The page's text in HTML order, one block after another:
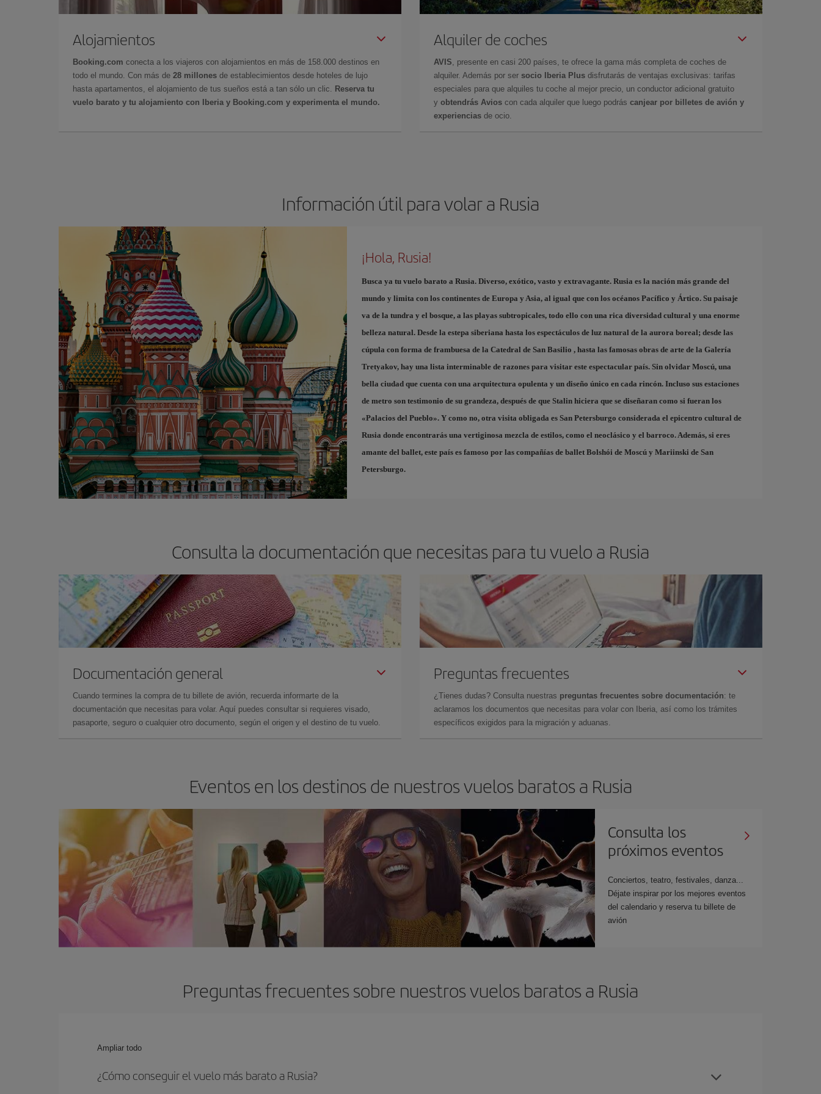
Alojamientos
Booking.com conecta a los viajeros con alojamientos en más de 158.000 destinos en
todo el mundo. Con más de 28 millones de establecimientos desde hoteles de lujo
hasta apartamentos, el alojamiento de tus sueños está a tan sólo un clic.
Reserva tu
vuelo barato y tu alojamiento con Iberia y Booking.com y experimenta el mundo.
Alquiler de coches
AVIS , presente en casi 200 países, te ofrece la gama más completa de coches de
alquiler. Además por ser socio Iberia Plus disfrutarás de ventajas exclusivas: tarifas
especiales para que alquiles tu coche al mejor precio, un conductor adicional gratuito
y obtendrás Avios con cada alquiler que luego podrás canjear por billetes de avión y
experiencias de ocio.
Información útil para volar a Rusia
¡Hola, Rusia!
Busca ya tu vuelo barato a Rusia. Diverso, exótico, vasto y extravagante. Rusia es la nación más grande del
mundo y limita con los continentes de Europa y Asia, al igual que con los océanos Pacífico y Ártico. Su paisaje
va de la tundra y el bosque, a las playas subtropicales, todo ello con una rica diversidad cultural y una enorme
belleza natural. Desde la estepa siberiana hasta los espectáculos de luz natural de la aurora boreal; desde las
cúpula con forma de frambuesa de la Catedral de San Basilio , hasta las famosas obras de arte de la Galería
Tretyakov, hay una lista interminable de razones para visitar este espectacular país. Sin olvidar Moscú, una
bella ciudad que cuenta con una arquitectura opulenta y un diseño único en cada rincón. Incluso sus estaciones
de metro son testimonio de su grandeza, después de que Stalin hiciera que se diseñaran como si fueran los
«Palacios del Pueblo». Y como no, otra visita obligada es San Petersburgo considerada el epicentro cultural de
Rusia donde encontrarás una vertiginosa mezcla de estilos, como el neoclásico y el barroco. Además, si eres
amante del ballet, este país es famoso por las compañías de ballet Bolshói de Moscú y Mariinski de San
Petersburgo.
Consulta la documentación que necesitas para tu vuelo a Rusia
Documentación general
Cuando termines la compra de tu billete de avión, recuerda informarte de la
documentación que necesitas para volar. Aquí puedes consultar si requieres visado,
pasaporte, seguro o cualquier otro documento, según el origen y el destino de tu vuelo.
Preguntas frecuentes
¿Tienes dudas? Consulta nuestras preguntas frecuentes sobre documentación: te
aclaramos los documentos que necesitas para volar con Iberia, así como los trámites
específicos exigidos para la migración y aduanas.
Eventos en los destinos de nuestros vuelos baratos a Rusia
Consulta los
próximos eventos
Conciertos, teatro, festivales, danza...
Déjate inspirar por los mejores eventos
del calendario y reserva tu billete de
avión
Preguntas frecuentes sobre nuestros vuelos baratos a Rusia
Ampliar todo
¿Cómo conseguir el vuelo más barato a Rusia?